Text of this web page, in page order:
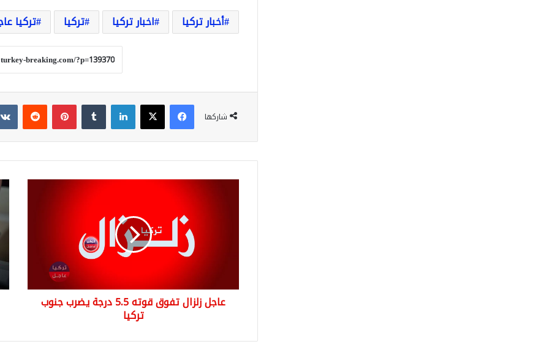
أخبار تركيا اخبار تركيا تركيا تركيا
شاركها
فيسبوك‫X لينكدإن بينتيريست
تركيا
عاجل زلزال تفوق قوته 5.5 درجة يضرب جنوب
تركيا